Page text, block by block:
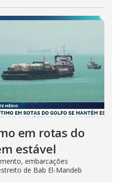
em rotas do
estável
embarcações
de Bab El-Mandeb